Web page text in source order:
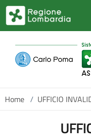
Salta al contenuto principale
Home / UFFICIO